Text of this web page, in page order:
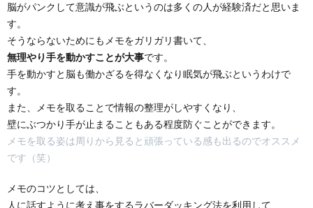
脳がパンクして意識が飛ぶというのは多くの人が経験済だと思いま
す。
そうならないためにもメモをガリガリ書いて、
無理やり手を動かすことが大事です。
手を動かすと脳も働かざるを得なくなり眠気が飛ぶというわけで
す。
また、メモを取ることで情報の整理がしやすくなり、
壁にぶつかり手が止まることもある程度防ぐことができます。
メモを取る姿は周りから見ると頑張っている感も出るのでオススメ
です（笑）
メモのコツとしては、
人に話すように考え事をするラバーダッキング法を利用して、